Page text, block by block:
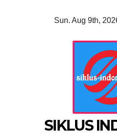
Sun. Aug 9th,
SIKLUS